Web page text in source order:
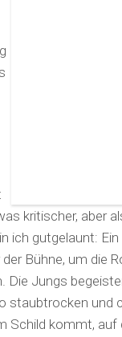
kritischer, aber
ich gutgelaunt:
Bühne, um die
Die Jungs
staubtrocken und
Schild kommt,